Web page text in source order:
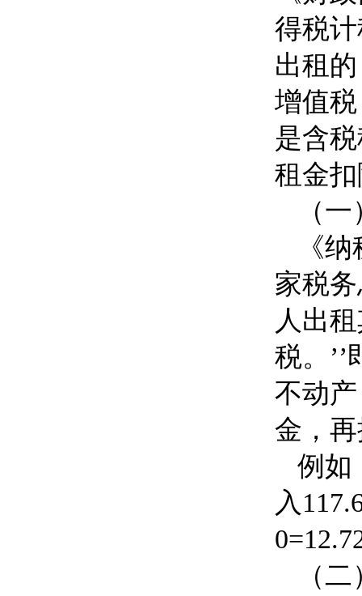
得税
出租
增值
是含
租金
（
《
家税
人出
税。’’
不动
金，
例如
入
（